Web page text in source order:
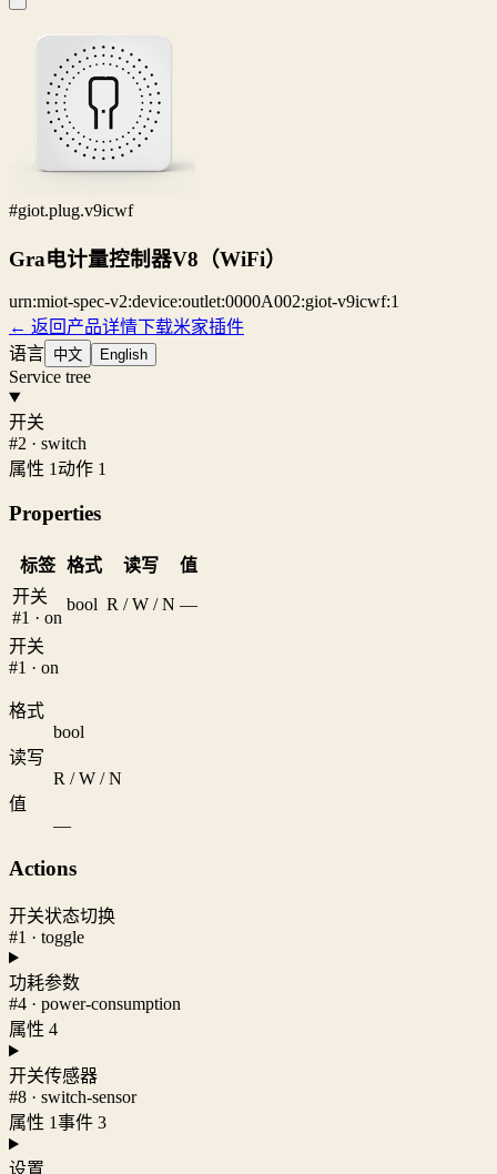
#giot.plug.v9icwf
Gra电计量控制器V8（WiFi）
urn:miot-spec-v2:device:outlet:0000A002:giot-v9icwf:1
← 返回产品详情下载米家插件
语言 中文 English
Service tree
开关
#2 · switch
属性 1动作 1
Properties
标签 格式 读写
值
开关
#1 · on
bool R / W / N —
开关
#1 · on
格式
bool
读写
R / W / N
值
—
Actions
开关状态切换
#1 · toggle
功耗参数
#4 · power-consumption
属性 4
开关传感器
#8 · switch-sensor
属性 1事件 3
设置